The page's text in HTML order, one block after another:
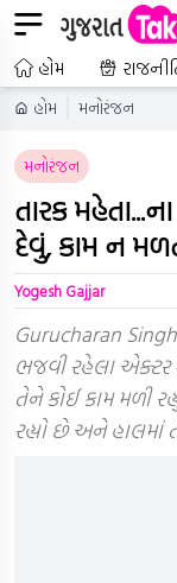
હોમ
હોમ મનોરંજન
મનોરંજન
તારક
દેવું, કામ ન
Yogesh Gajjar
Gurucharan
ભજવી રહેલા એક્ટર
તેને કોઈ કામ મળી
રહ્યો છે અને હાલમાં